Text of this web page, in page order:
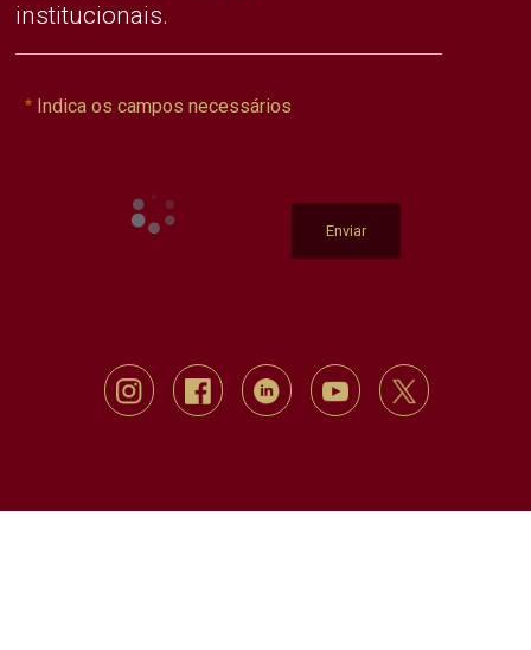
institucionais.
Indica os campos necessários
Enviar